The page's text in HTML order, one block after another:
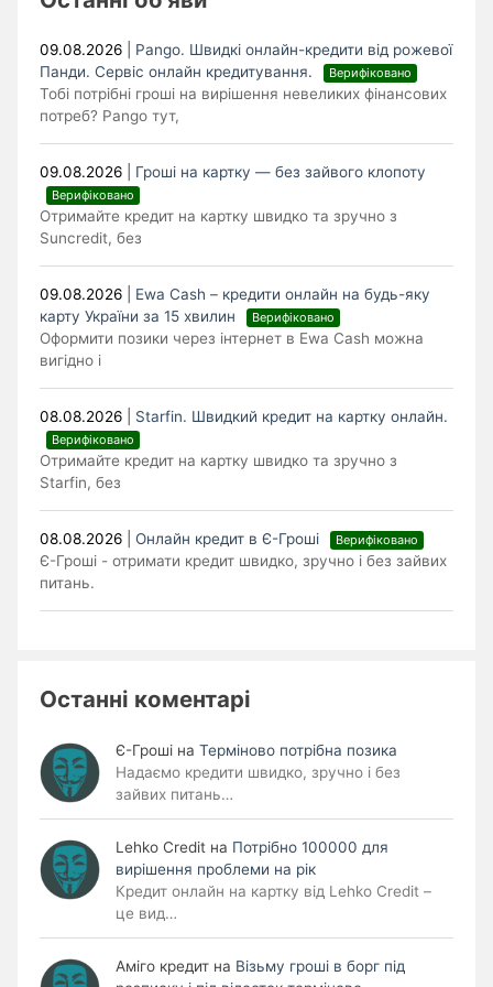
09.08.2026
Pango. Швидкі онлайн-кредити від рожевої
Панди. Cервіс онлайн кредитування.
Верифіковано
Тобі потрібні гроші на вирішення невеликих фінансових
потреб? Pango тут,
09.08.2026 Гроші на картку — без зайвого клопоту
Верифіковано
Отримайте кредит на картку швидко та зручно з
Suncredit, без
09.08.2026
Ewa Cash – кредити онлайн на будь-яку
карту України за 15 хвилин
Верифіковано
Оформити позики через інтернет в Ewa Cash можна
вигідно і
08.08.2026 Starfin. Швидкий кредит на картку онлайн.
Верифіковано
Отримайте кредит на картку швидко та зручно з
Starfin, без
08.08.2026 |Онлайн кредит в Є-Гроші Верифіковано
Є-Гроші - отримати кредит швидко, зручно і без зайвих
питань.
Останні коментарі
Є-Гроші на Терміново потрібна позика
Надаємо кредити швидко, зручно і без
зайвих питань…
Lehko Сredit на Потрібно 100000 для
вирішення проблеми на рік
Кредит онлайн на картку від Lehko Credit –
це вид…
Аміго кредит на Візьму гроші в борг під